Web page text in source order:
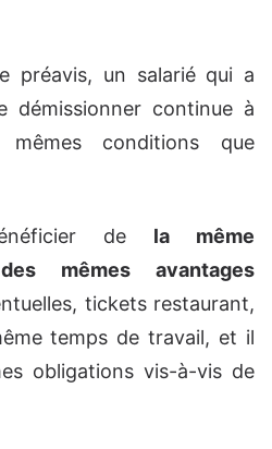
préavis, un salarié qui a
démissionner continue à
conditions que
de la même
mêmes avantages
tickets restaurant,
temps de travail, et il
obligations vis-à-vis de